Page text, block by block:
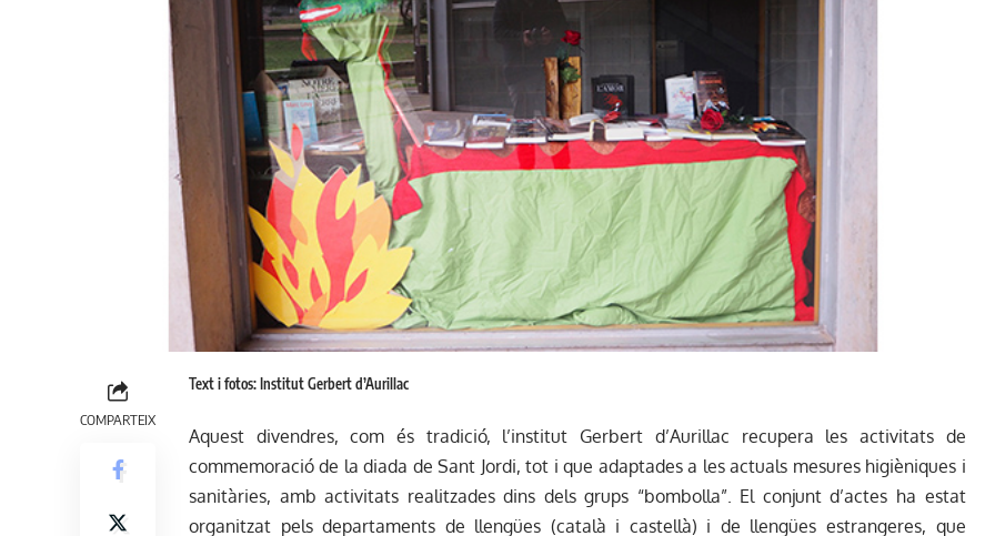
COMPARTEIX
Text i fotos: Institut Gerbert d’Aurillac
Aquest divendres, com és tradició, l’institut Gerbert d’Aurillac recupera les activitats de
commemoració de la diada de Sant Jordi, tot i que adaptades a les actuals mesures higièniques i
sanitàries, amb activitats realitzades dins dels grups “bombolla”. El conjunt d’actes ha estat
organitzat pels departaments de llengües (català i castellà) i de llengües estrangeres, que